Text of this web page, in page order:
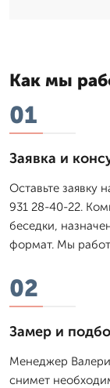
Как мы
01
Заявка и
Оставьте
931 28-40-22.
беседки,
формат. Мы
02
Замер и
Менеджер
снимет